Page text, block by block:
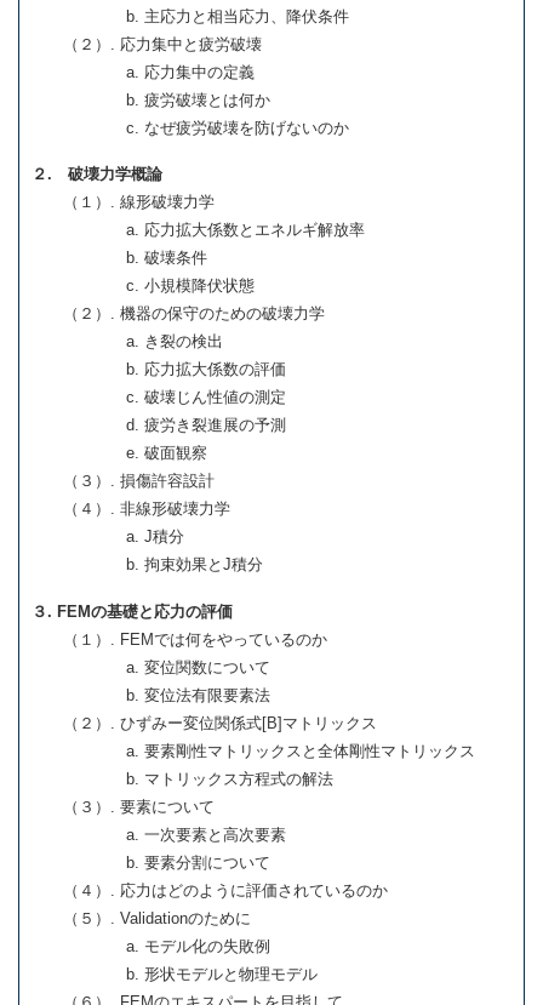
b. 主応力と相当応力、降伏条件
（２）. 応力集中と疲労破壊
a. 応力集中の定義
b. 疲労破壊とは何か
c. なぜ疲労破壊を防げないのか
２. 破壊力学概論
（１）. 線形破壊力学
a. 応力拡大係数とエネルギ解放率
b. 破壊条件
c. 小規模降伏状態
（２）. 機器の保守のための破壊力学
a. き裂の検出
b. 応力拡大係数の評価
c. 破壊じん性値の測定
d. 疲労き裂進展の予測
e. 破面観察
（３）. 損傷許容設計
（４）. 非線形破壊力学
a. J積分
b. 拘束効果とJ積分
３. FEMの基礎と応力の評価
（１）. FEMでは何をやっているのか
a. 変位関数について
b. 変位法有限要素法
（２）. ひずみー変位関係式[B]マトリックス
a. 要素剛性マトリックスと全体剛性マトリックス
b. マトリックス方程式の解法
（３）. 要素について
a. 一次要素と高次要素
b. 要素分割について
（４）. 応力はどのように評価されているのか
（５）. Validationのために
a. モデル化の失敗例
b. 形状モデルと物理モデル